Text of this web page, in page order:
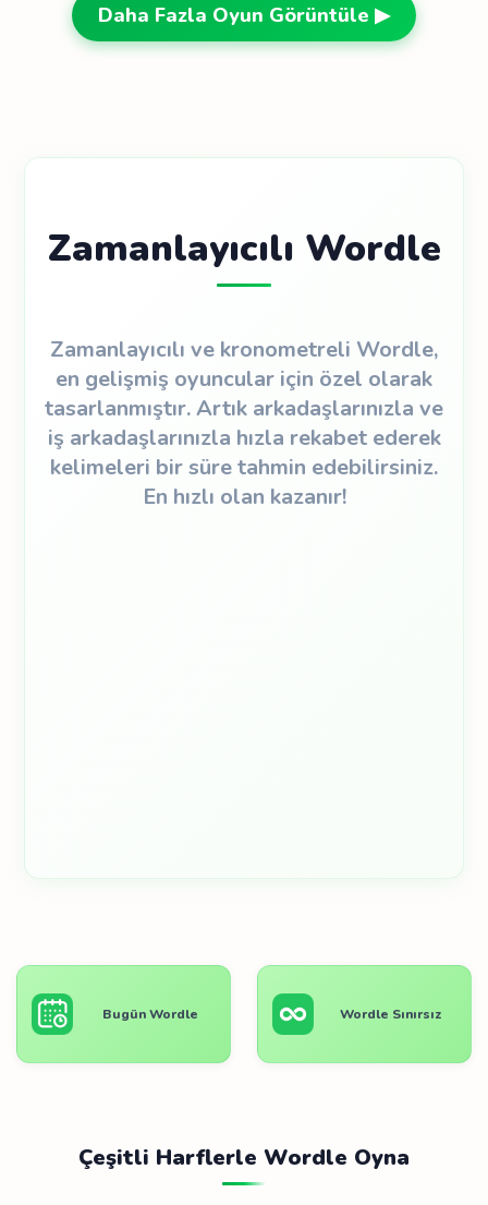
Daha Fazla Oyun Görüntüle ▶
Zamanlayıcılı Wordle
Zamanlayıcılı ve kronometreli Wordle,
en gelişmiş oyuncular için özel olarak
tasarlanmıştır. Artık arkadaşlarınızla ve
iş arkadaşlarınızla hızla rekabet ederek
kelimeleri bir süre tahmin edebilirsiniz.
En hızlı olan kazanır!
Bugün Wordle Wordle Sınırsız
Çeşitli Harflerle Wordle Oyna